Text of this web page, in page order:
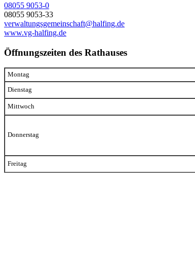
08055 9053-0
08055 9053-33
verwaltungsgemeinschaft@halfing.de
www.vg-halfing.de
Öffnungszeiten des Rathauses
Montag
Dienstag
Mittwoch
Donnerstag
Freitag